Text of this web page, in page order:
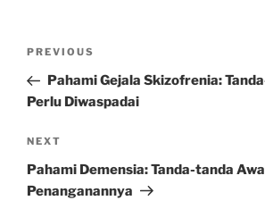
Previous
Post
PREVIOUS
Pahami Gejala Skizofrenia:
Perlu Diwaspadai
Next
Post
NEXT
Pahami Demensia: Tanda-tanda
Penanganannya